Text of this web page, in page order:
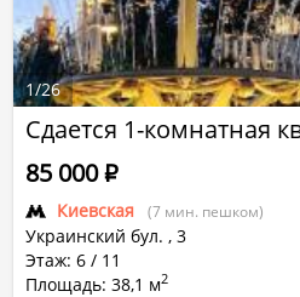
Сдается 1-комнатная
Киевская (7 мин. пешком)
Украинский бул. , 3
Этаж: 6 / 11
Площадь: 38,1 м2
85 000Р
1/26